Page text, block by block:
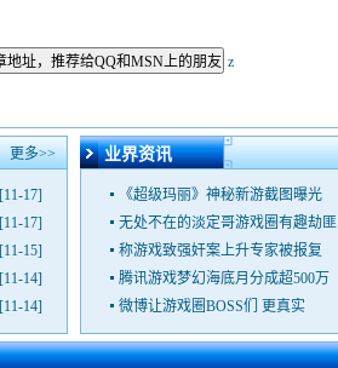
地址，推荐给QQ和MSN上的朋友 z
更多>>
[11-17]
[11-17]
[11-15]
[11-14]
[11-14]
业界资讯
《超级玛丽》神秘新游截图曝光
无处不在的淡定哥游戏圈有趣劫匪
称游戏致强奸案上升专家被报复
腾讯游戏梦幻海底月分成超500万
微博让游戏圈BOSS们 更真实